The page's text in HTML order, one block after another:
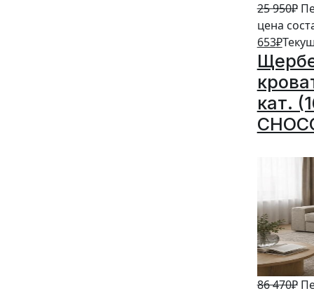
25 950₽
цена
653₽
кат.
86 470₽